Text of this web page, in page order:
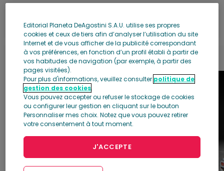
Editorial Planeta DeAgostini S.A.U. utilise ses propres
cookies et ceux de tiers afin d’analyser l’utilisation du site
Internet et de vous afficher de la publicité correspondant
à vos préférences, en fonction d’un profil établi à partir de
vos habitudes de navigation (par exemple, à partir des
pages visitées).
Pour plus d'informations, veuillez consulter politique de
gestion des cookies.
Vous pouvez accepter ou refuser le stockage de cookies
ou configurer leur gestion en cliquant sur le bouton
Personnaliser mes choix. Notez que vous pouvez retirer
votre consentement à tout moment.
J'ACCEPTE